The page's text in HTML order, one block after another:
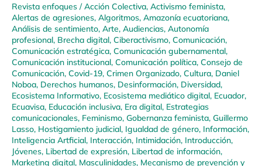
Revista enfoques /Acción Colectiva, Activismo feminista,
Alertas de agresiones, Algoritmos, Amazonía ecuatoriana,
Análisis de sentimiento, Arte, Audiencias, Autonomía
profesional, Brecha digital, Ciberactivismo, Comunicación,
Comunicación estratégica, Comunicación gubernamental,
Comunicación institucional, Comunicación política, Consejo de
Comunicación, Covid-19, Crimen Organizado, Cultura, Daniel
Noboa, Derechos humanos, Desinformación, Diversidad,
Ecosistema Informativo, Ecosistema mediático digital, Ecuador,
Ecuavisa, Educación inclusiva, Era digital, Estrategias
comunicacionales, Feminismo, Gobernanza feminista, Guillermo
Lasso, Hostigamiento judicial, Igualdad de género, Información,
Inteligencia Artficial, Interacción, Intimidación, Introducción,
Jóvenes, Libertad de expresión, Libertad de información,
Marketing digital, Masculinidades, Mecanismo de prevención y